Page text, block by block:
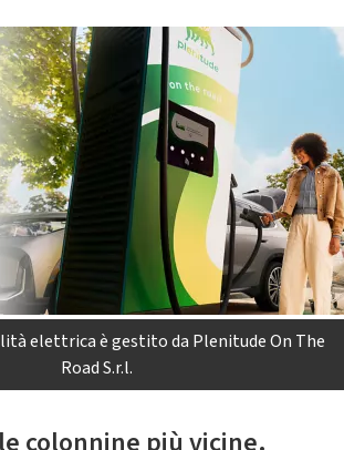
elettrica è gestito da Plenitude On The
Road S.r.l.